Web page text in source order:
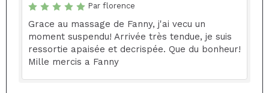
Par florence
Grace au massage de Fanny, j'ai vecu un
moment suspendu! Arrivée très tendue, je suis
ressortie apaisée et decrispée. Que du bonheur!
Mille mercis a Fanny